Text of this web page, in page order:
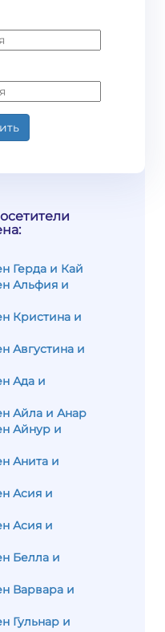
Герда и Кай
Альфия и
Кристина и
Августина и
Ада и
Айла и Анар
Айнур и
Анита и
Асия и
Асия и
Белла и
Варвара и
Гульнар и